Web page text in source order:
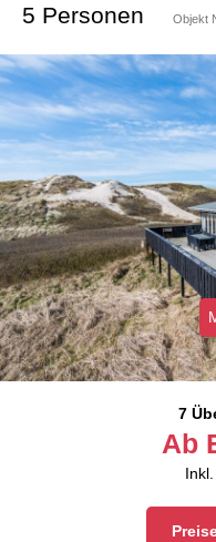
5 Personen Objekt
7
Ab